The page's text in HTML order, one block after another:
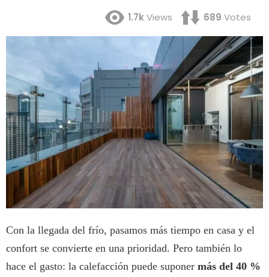
1.7kViews 689 Votes
Con la llegada del frío, pasamos más tiempo en casa y el
confort se convierte en una prioridad. Pero también lo
hace el gasto: la calefacción puede suponer más del 40 %